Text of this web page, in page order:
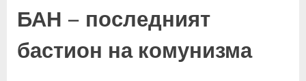
БАН – последният
бастион на комунизма